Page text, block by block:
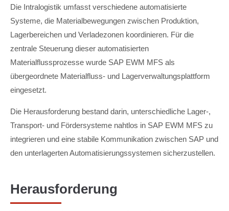
Die Intralogistik umfasst verschiedene automatisierte
Systeme, die Materialbewegungen zwischen Produktion,
Lagerbereichen und Verladezonen koordinieren. Für die
zentrale Steuerung dieser automatisierten
Materialflussprozesse wurde SAP EWM MFS als
übergeordnete Materialfluss- und Lagerverwaltungsplattform
eingesetzt.
Die Herausforderung bestand darin, unterschiedliche Lager-,
Transport- und Fördersysteme nahtlos in SAP EWM MFS zu
integrieren und eine stabile Kommunikation zwischen SAP und
den unterlagerten Automatisierungssystemen sicherzustellen.
Herausforderung